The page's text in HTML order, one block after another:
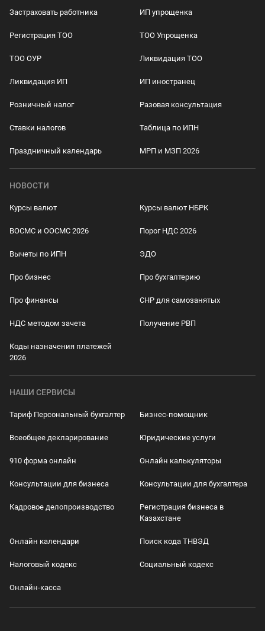
Застраховать работника ИП упрощенка
Регистрация ТОО ТОО Упрощенка
ТОО ОУР Ликвидация ТОО
Ликвидация ИП ИП иностранец
Розничный налог Разовая консультация
Ставки налогов Таблица по ИПН
Праздничный календарь МРП и МЗП 2026
НОВОСТИ
Курсы валют Курсы валют НБРК
ВОСМС и ООСМС 2026 Порог НДС 2026
Вычеты по ИПН ЭДО
Про бизнес Про бухгалтерию
Про финансы СНР для самозанятых
НДС методом зачета Получение РВП
Коды назначения платежей
2026
НАШИ СЕРВИСЫ
Тариф Персональный бухгалтер Бизнес-помощник
Всеобщее декларирование Юридические услуги
910 форма онлайн Онлайн калькуляторы
Консультации для бизнеса Консультации для бухгалтера
Кадровое делопроизводство
Регистрация бизнеса в
Казахстане
Онлайн календари Поиск кода ТНВЭД
Налоговый кодекс Социальный кодекс
Онлайн-касса